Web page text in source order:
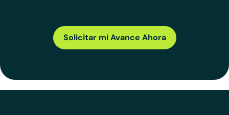
Solicitar mi Avance Ahora